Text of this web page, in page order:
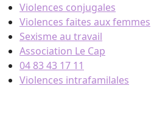
Skip
to
content
Violences conjugales
Violences faites aux femmes
Sexisme au travail
Association Le Cap
04 83 43 17 11
Violences intrafamilales